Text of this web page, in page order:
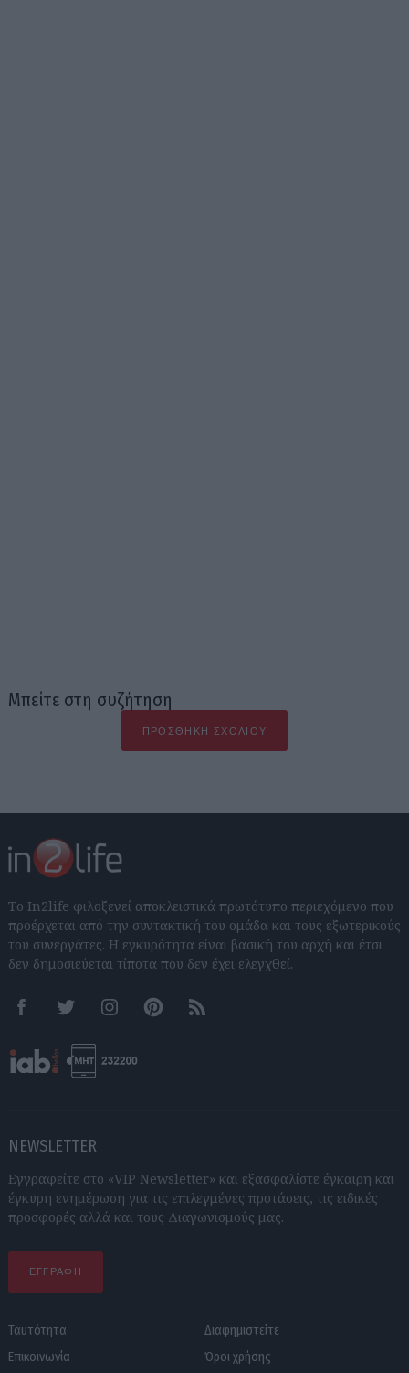
Μπείτε στη συζήτηση
ΠΡΟΣΘΉΚΗ ΣΧΟΛΊΟΥ
Το In2life φιλοξενεί αποκλειστικά πρωτότυπο περιεχόμενο που
προέρχεται από την συντακτική του ομάδα και τους εξωτερικούς
του συνεργάτες. Η εγκυρότητα είναι βασική του αρχή και έτσι
δεν δημοσιεύεται τίποτα που δεν έχει ελεγχθεί.
FacebookTwitter InstagramPinterestRSS feeds
NEWSLETTER
Εγγραφείτε στο «VIP Newsletter» και εξασφαλίστε έγκαιρη και
έγκυρη ενημέρωση για τις επιλεγμένες προτάσεις, τις ειδικές
προσφορές αλλά και τους Διαγωνισμούς μας.
ΕΓΓΡΑΦΗ
Ταυτότητα
Επικοινωνία
Διαφημιστείτε
Όροι χρήσης